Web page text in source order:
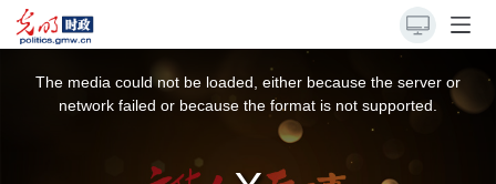
The media could not be loaded, either because the server or
network failed or because the format is not supported.